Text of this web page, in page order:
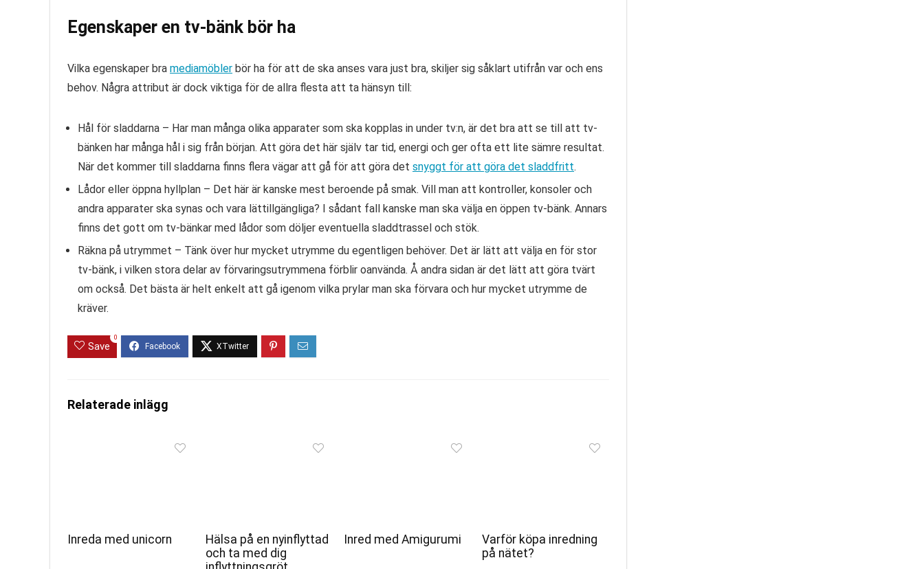
Egenskaper en tv-bänk bör ha
Vilka egenskaper bra mediamöbler bör ha för att de ska anses vara just bra, skiljer sig såklart utifrån var och ens
behov. Några attribut är dock viktiga för de allra flesta att ta hänsyn till:
Hål för sladdarna – Har man många olika apparater som ska kopplas in under tv:n, är det bra att se till att tv-
bänken har många hål i sig från början. Att göra det här själv tar tid, energi och ger ofta ett lite sämre resultat.
När det kommer till sladdarna finns flera vägar att gå för att göra det snyggt för att göra det sladdfritt.
Lådor eller öppna hyllplan – Det här är kanske mest beroende på smak. Vill man att kontroller, konsoler och
andra apparater ska synas och vara lättillgängliga? I sådant fall kanske man ska välja en öppen tv-bänk. Annars
finns det gott om tv-bänkar med lådor som döljer eventuella sladdtrassel och stök.
Räkna på utrymmet – Tänk över hur mycket utrymme du egentligen behöver. Det är lätt att välja en för stor
tv-bänk, i vilken stora delar av förvaringsutrymmena förblir oanvända. Å andra sidan är det lätt att göra tvärt
om också. Det bästa är helt enkelt att gå igenom vilka prylar man ska förvara och hur mycket utrymme de
kräver.
Save
0
Relaterade inlägg
Inreda med unicorn
Hälsa på en nyinflyttad
och ta med dig
Inred med Amigurumi
Varför köpa inredning
på nätet?